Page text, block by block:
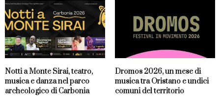
Notti a Monte Sirai, teatro,
musica e danza nel parco
archeologico di Carbonia
Dromos 2026, un mese di
musica tra Oristano e undici
comuni del territorio